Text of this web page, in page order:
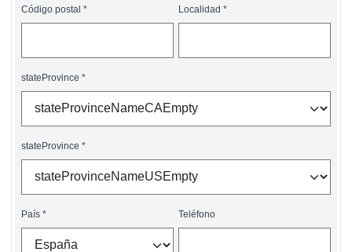
Código postal Localidad
stateProvince
stateProvince
País Teléfono